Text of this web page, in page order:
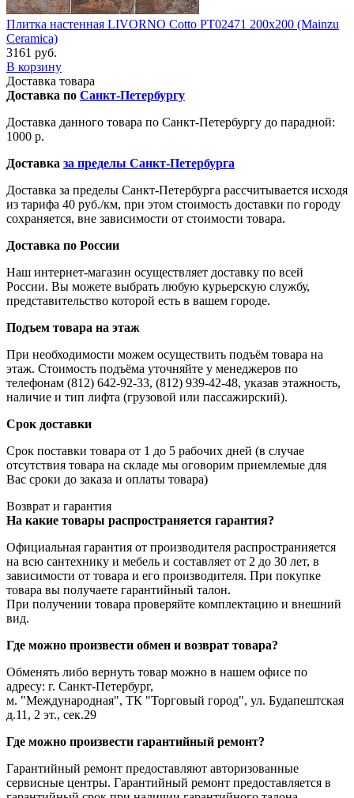
Плитка настенная LIVORNO Cotto PT02471 200x200 (Mainzu
Ceramica)
3161 руб.
В корзину
Доставка товара
Доставка по Санкт-Петербургу
Доставка данного товара по Санкт-Петербургу до парадной:
1000 р.
Доставка за пределы Санкт-Петербурга
Доставка за пределы Санкт-Петербурга рассчитывается исходя
из тарифа 40 руб./км, при этом стоимость доставки по городу
сохраняется, вне зависимости от стоимости товара.
Доставка по России
Наш интернет-магазин осуществляет доставку по всей
России. Вы можете выбрать любую курьерскую службу,
представительство которой есть в вашем городе.
Подъем товара на этаж
При необходимости можем осуществить подъём товара на
этаж. Стоимость подъёма уточняйте у менеджеров по
телефонам (812) 642-92-33, (812) 939-42-48, указав этажность,
наличие и тип лифта (грузовой или пассажирский).
Срок доставки
Срок поставки товара от 1 до 5 рабочих дней (в случае
отсутствия товара на складе мы оговорим приемлемые для
Вас сроки до заказа и оплаты товара)
Возврат и гарантия
На какие товары распространяется гарантия?
Официальная гарантия от производителя распространияется
на всю сантехнику и мебель и составляет от 2 до 30 лет, в
зависимости от товара и его производителя. При покупке
товара вы получаете гарантийный талон.
При получении товара проверяйте комплектацию и внешний
вид.
Где можно произвести обмен и возврат товара?
Обменять либо вернуть товар можно в нашем офисе по
адресу: г. Санкт-Петербург,
м. "Международная", ТК "Торговый город", ул. Будапештская
д.11, 2 эт., сек.29
Где можно произвести гарантийный ремонт?
Гарантийный ремонт предоставляют авторизованные
сервисные центры. Гарантийный ремонт предоставляется в